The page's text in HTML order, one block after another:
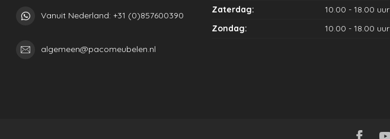
Vanuit Nederland: +31 (0)857600390
algemeen@pacomeubelen.nl
Zaterdag:
10.00 - 18.00 uur
Zondag:
10.00 - 18.00 uur